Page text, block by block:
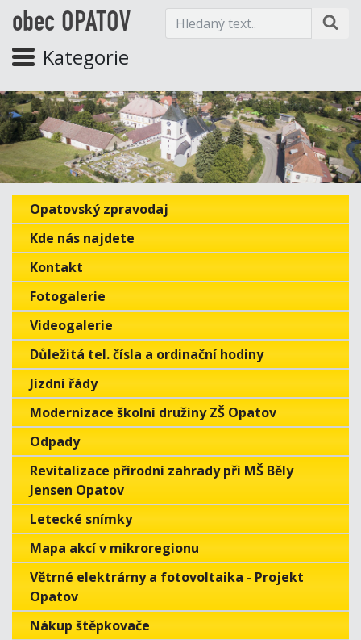
obec OPATOV
Kategorie
Opatovský zpravodaj
Kde nás najdete
Kontakt
Fotogalerie
Videogalerie
Důležitá tel. čísla a ordinační hodiny
Jízdní řády
Modernizace školní družiny ZŠ Opatov
Odpady
Revitalizace přírodní zahrady při MŠ Běly
Jensen Opatov
Letecké snímky
Mapa akcí v mikroregionu
Větrné elektrárny a fotovoltaika - Projekt
Opatov
Nákup štěpkovače